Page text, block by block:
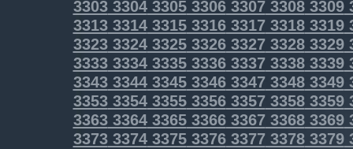
3303330433053306330733083309
3313331433153316331733183319
3323332433253326332733283329
3333333433353336333733383339
3343334433453346334733483349
3353335433553356335733583359
3363336433653366336733683369
3373337433753376337733783379